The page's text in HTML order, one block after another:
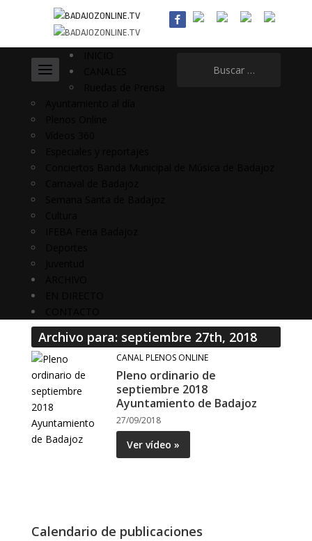
Archivo para: septiembre 27th, 2018
CANAL PLENOS ONLINE
Pleno ordinario de
septiembre 2018
Ayuntamiento de Badajoz
27/09/2018
Ver vídeo »
Calendario de publicaciones